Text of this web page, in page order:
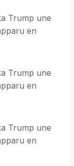
Trump une
en
Trump une
en
Trump une
en